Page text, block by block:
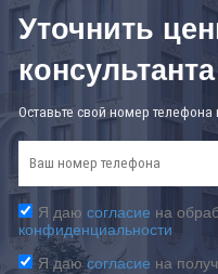
Уточнить
консультанта
Оставьте свой номер телефона
Я даю согласие на
конфиденциальности
Я даюсогласие на